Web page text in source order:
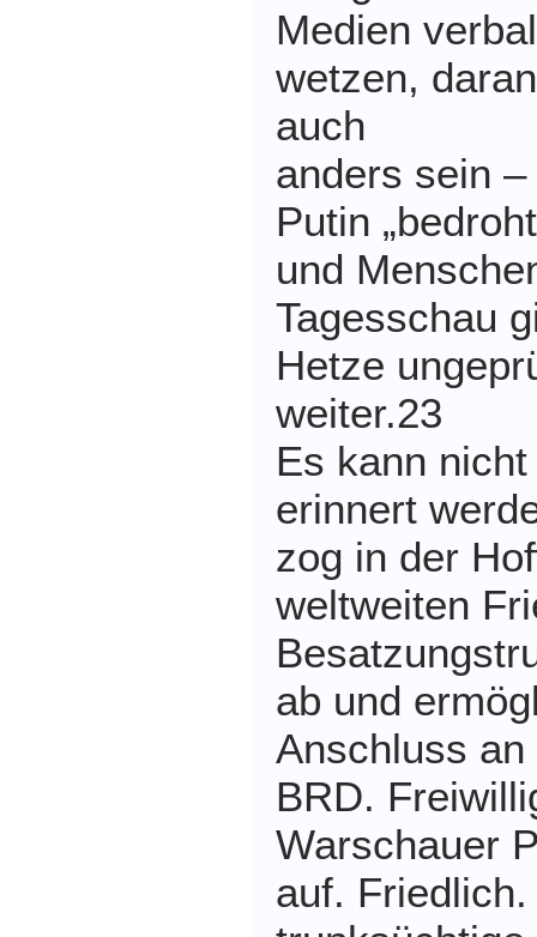
Medien
wetzen,
auch
anders sein
Putin
und
Tagesschau
Hetze
weiter.23
Es kann
erinnert
zog in der
weltweiten
ab und
Anschluss an
BRD.
Warschauer
auf.